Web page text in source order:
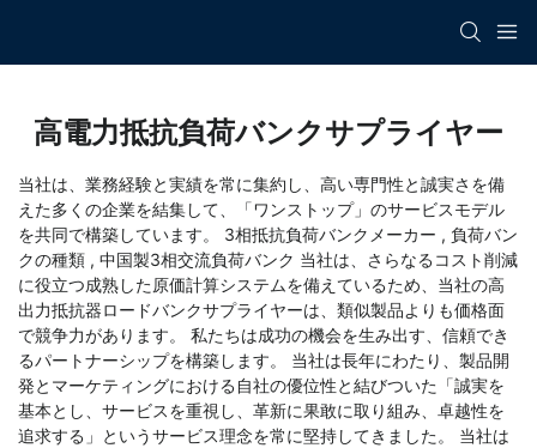
高電力抵抗負荷バンクサプライヤー
当社は、業務経験と実績を常に集約し、高い専門性と誠実さを備
えた多くの企業を結集して、「ワンストップ」のサービスモデル
を共同で構築しています。 3相抵抗負荷バンクメーカー , 負荷バン
クの種類 , 中国製3相交流負荷バンク 当社は、さらなるコスト削減
に役立つ成熟した原価計算システムを備えているため、当社の高
出力抵抗器ロードバンクサプライヤーは、類似製品よりも価格面
で競争力があります。 私たちは成功の機会を生み出す、信頼でき
るパートナーシップを構築します。 当社は長年にわたり、製品開
発とマーケティングにおける自社の優位性と結びついた「誠実を
基本とし、サービスを重視し、革新に果敢に取り組み、卓越性を
追求する」というサービス理念を常に堅持してきました。 当社は